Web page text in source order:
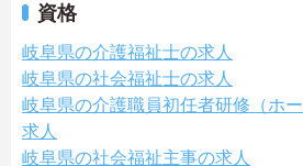
資格
岐阜県の介護福祉士の求人
岐阜県の社会福祉士の求人
岐阜県の介護職員初任者研修（ホ
求人
岐阜県の社会福祉主事の求人